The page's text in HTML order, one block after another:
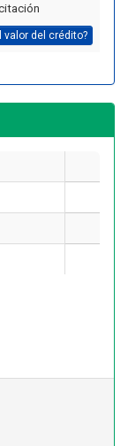
valor del crédito?